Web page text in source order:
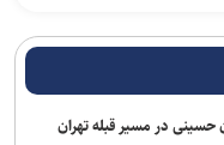
اشتراک رایگان انداخت
حسینی در مسیر قبله تهران